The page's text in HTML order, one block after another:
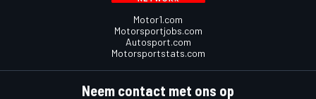
Motor1.com
Motorsportjobs.com
Autosport.com
Motorsportstats.com
Neem contact met ons op